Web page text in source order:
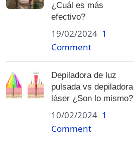
¿Cuál es más
efectivo?
19/02/2024 1
Comment
Depiladora de luz
pulsada vs depiladora
láser ¿Son lo mismo?
10/02/2024 1
Comment